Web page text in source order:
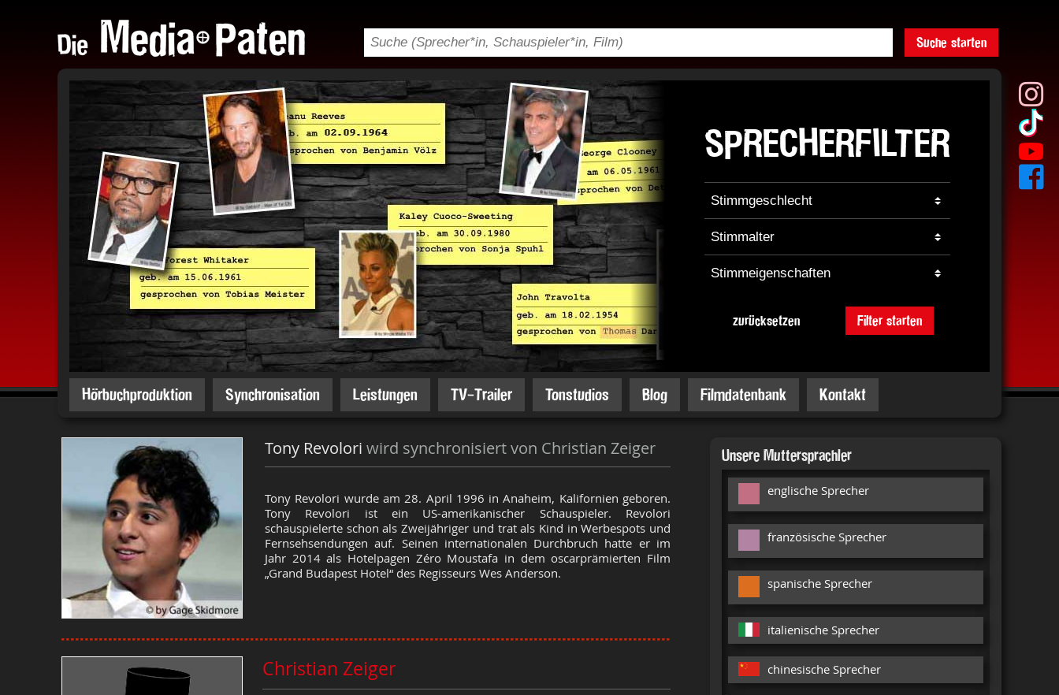
Suche starten
SPRECHERFILTER
zurücksetzen Filter starten
Hörbuchproduktion Synchronisation Leistungen TV-Trailer Tonstudios Blog Filmdatenbank Kontakt
Tony Revolori wird synchronisiert von Christian Zeiger
Tony Revolori wurde am 28. April 1996 in Anaheim, Kalifornien geboren.
Tony Revolori ist ein US-amerikanischer Schauspieler. Revolori
schauspielerte schon als Zweijähriger und trat als Kind in Werbespots und
Fernsehsendungen auf. Seinen internationalen Durchbruch hatte er im
Jahr 2014 als Hotelpagen Zéro Moustafa in dem oscarprämierten Film
„Grand Budapest Hotel“ des Regisseurs Wes Anderson.
Christian Zeiger
Unsere Muttersprachler
englische Sprecher
französische Sprecher
spanische Sprecher
italienische Sprecher
chinesische Sprecher